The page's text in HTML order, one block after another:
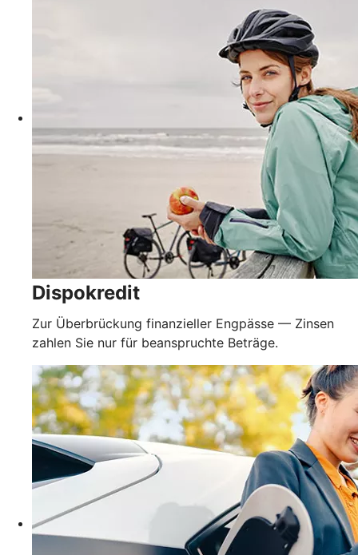
Dispokredit
Zur Überbrückung finanzieller Engpässe — Zinsen
zahlen Sie nur für beanspruchte Beträge.